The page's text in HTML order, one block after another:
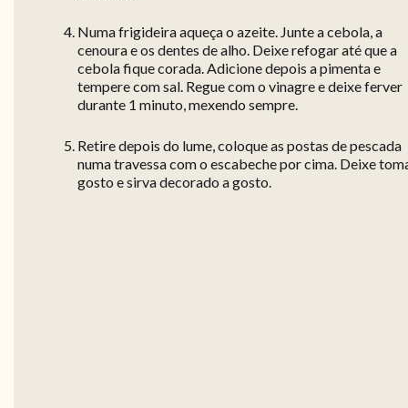
Numa frigideira aqueça o azeite. Junte a cebola, a
cenoura e os dentes de alho. Deixe refogar até que a
cebola fique corada. Adicione depois a pimenta e
tempere com sal. Regue com o vinagre e deixe ferver
durante 1 minuto, mexendo sempre.
Retire depois do lume, coloque as postas de pescada
numa travessa com o escabeche por cima. Deixe
gosto e sirva decorado a gosto.